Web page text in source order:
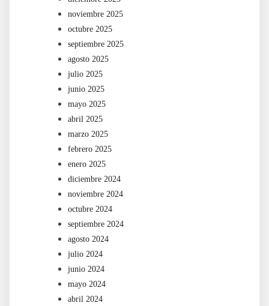
noviembre 2025
octubre 2025
septiembre 2025
agosto 2025
julio 2025
junio 2025
mayo 2025
abril 2025
marzo 2025
febrero 2025
enero 2025
diciembre 2024
noviembre 2024
octubre 2024
septiembre 2024
agosto 2024
julio 2024
junio 2024
mayo 2024
abril 2024